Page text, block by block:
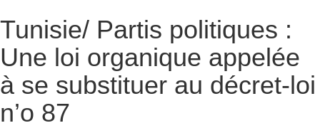
Tunisie/ Partis politiques :
Une loi organique appelée
à se substituer au décret-loi
n’o 87